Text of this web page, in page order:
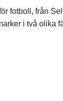
fotboll, från
i två olika